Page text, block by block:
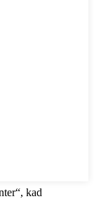
kad